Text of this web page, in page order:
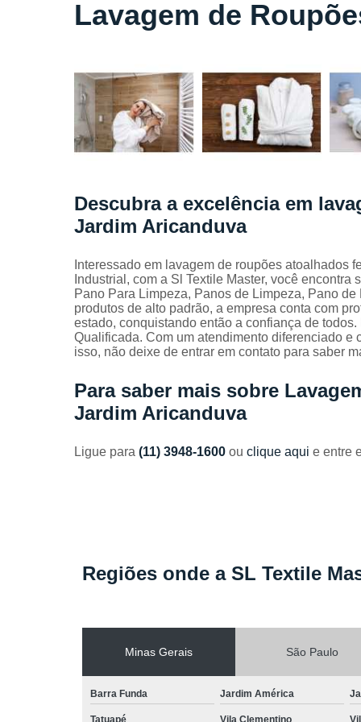
Locação
de lençóis
de banho
Locação
de toalhas
de
manicure
de rosto
industriais
Mantas
absorvente
Panos de
limpeza
industriais
Lavagem de
Descubra a excelência em
Jardim Aricanduva
Interessado em lavagem de roupões atoalhados
Industrial, com a Sl Textile Master, você
Pano Para Limpeza, Panos de Limpeza, Pano
produtos de alto padrão, a empresa conta com
estado, conquistando então a confiança de
Qualificada. Com um atendimento diferenciado e
isso, não deixe de entrar em contato para saber
Para saber mais sobre
Jardim Aricanduva
Ligue para (11) 3948-1600 ou clique aqui e entre
Regiões onde a SL Textile
Minas Gerais São Paulo
Barra Funda Jardim América
Tatuapé Vila Clementino